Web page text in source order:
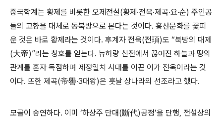
중국학계는 황제를 비롯한 오제전설(황제·전욱·제곡·요·순) 주인공
들의 고향을 대체로 동북방으로 본다는 것이다. 훙산문화를 꽃피
운 것은 바로 황제라는 것이다. 후계자 전욱(전頊)도 “북방의 대제
(大帝)”라는 칭호를 얻는다. 뉴허량 신전에서 끊어진 하늘과 땅의
관계를 혼자 독점하며 제정일치 시대를 이끈 이가 전욱이라는 것
이다. 또한 제곡(帝嚳·3대왕)은 훗날 상나라의 선조라고 했다.
모골이 송연하다. 이미 ‘하상주 단대(斷代)공정’을 단행, 전설상의